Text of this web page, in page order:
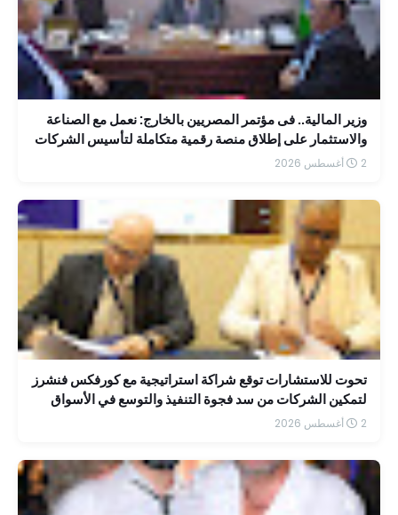
وزير المالية.. فى مؤتمر المصريين بالخارج: نعمل مع الصناعة
والاستثمار على إطلاق منصة رقمية متكاملة لتأسيس الشركات
بسهولة
2 أغسطس 2026
تحوت للاستشارات توقع شراكة استراتيجية مع كورفكس فنشرز
لتمكين الشركات من سد فجوة التنفيذ والتوسع في الأسواق
الإقليمية
2 أغسطس 2026